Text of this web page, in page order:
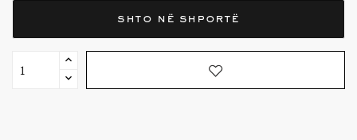
shto në shportë